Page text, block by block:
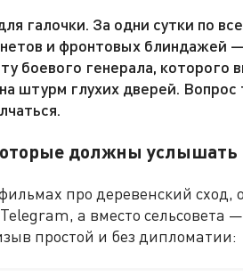
галочки. За одни сутки по
и фронтовых блиндажей
боевого генерала, которого
штурм глухих дверей. Вопрос
должны услышать
про деревенский сход,
а вместо сельсовета
простой и без дипломатии: